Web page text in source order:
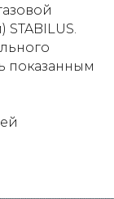
показанным